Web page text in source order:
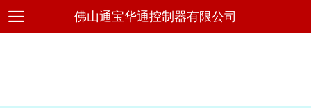
佛山通宝华通控制器有限公司